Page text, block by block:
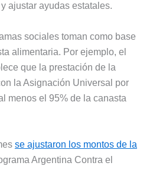
ajustar ayudas estatales.
sociales toman como base
alimentaria. Por ejemplo, el
que la prestación de la
la Asignación Universal por
menos el 95% de la canasta
se ajustaron los montos de la
Argentina Contra el